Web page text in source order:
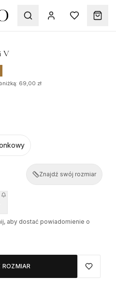
V
69,00 zł
Znajdź swój rozmiar
aby dostać powiadomienie o
ROZMIAR